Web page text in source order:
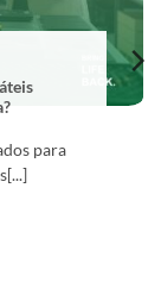
para